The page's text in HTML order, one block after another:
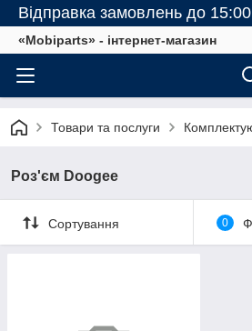
Відправка замовлень до 15:00
«Mobiparts» - інтернет-магазин
Товари та послуги
Роз'єм Doogee
Сортування 0